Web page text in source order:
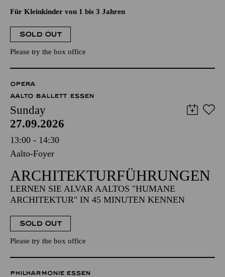
Für Kleinkinder von 1 bis 3 Jahren
SOLD OUT
Please try the box office
OPERA
AALTO BALLETT ESSEN
Sunday
27.09.2026
13:00 - 14:30
Aalto-Foyer
ARCHITEKTUR­FÜHRUNGEN
LERNEN SIE ALVAR AALTOS "HUMANE
ARCHITEKTUR" IN 45 MINUTEN KENNEN
SOLD OUT
Please try the box office
PHILHARMONIE ESSEN